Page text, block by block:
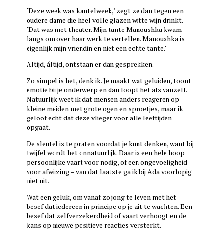
‘Deze week was kantelweek,’ zegt ze dan tegen een
oudere dame die heel volle glazen witte wijn drinkt.
‘Dat was met theater. Mijn tante Manoushka kwam
langs om over haar werk te vertellen. Manoushka is
eigenlijk mijn vriendin en niet een echte tante.’
Altijd, áltijd, ontstaan er dan gesprekken.
Zo simpel is het, denk ik. Je maakt wat geluiden, toont
emotie bij je onderwerp en dan loopt het als vanzelf.
Natuurlijk weet ik dat mensen anders reageren op
kleine meiden met grote ogen en sproetjes, maar ik
geloof echt dat deze vlieger voor alle leeftijden
opgaat.
De sleutel is te praten voordat je kunt denken, want bij
twijfel wordt het onnatuurlijk. Daar is een hele hoop
persoonlijke vaart voor nodig, of een ongevoeligheid
voor afwijzing – van dat laatste ga ik bij Ada voorlopig
niet uit.
Wat een geluk, om vanaf zo jong te leven met het
besef dat iedereen in principe op je zit te wachten. Een
besef dat zelfverzekerdheid of vaart verhoogt en de
kans op nieuwe positieve reacties versterkt.